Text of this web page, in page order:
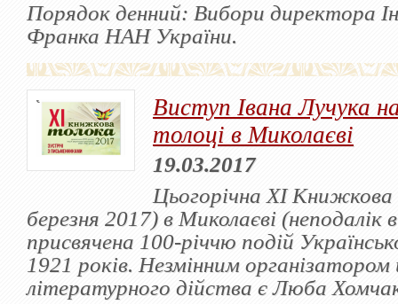
Порядок денний: Вибори директора
Франка НАН України.
Виступ Івана Лучука
толоці в Миколаєві
19.03.2017
Цьогорічна ХІ
березня 2017) в Миколаєві (неподалік
присвячена 100-річчю подій
1921 років. Незмінним організатором
літературного дійства є Люба